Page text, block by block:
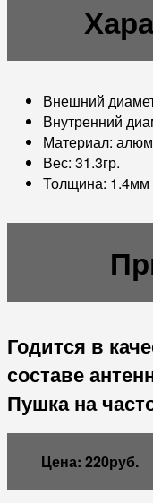
Внешний
Внутренний
Материал:
Вес: 31.3гр.
Толщина: 1.4мм
Годится в
составе
Пушка на
Цена: 220руб.